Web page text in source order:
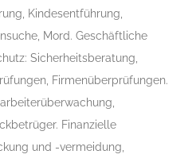
Kindesentführung,
Mord. Geschäftliche
Sicherheitsberatung,
Firmenüberprüfungen.
Finanzielle
und -vermeidung,